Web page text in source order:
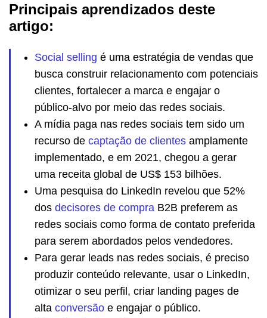
Principais aprendizados deste
artigo:
Social selling é uma estratégia de vendas que
busca construir relacionamento com potenciais
clientes, fortalecer a marca e engajar o
público-alvo por meio das redes sociais.
A mídia paga nas redes sociais tem sido um
recurso de captação de clientes amplamente
implementado, e em 2021, chegou a gerar
uma receita global de US$ 153 bilhões.
Uma pesquisa do LinkedIn revelou que 52%
dos decisores de compra B2B preferem as
redes sociais como forma de contato preferida
para serem abordados pelos vendedores.
Para gerar leads nas redes sociais, é preciso
produzir conteúdo relevante, usar o LinkedIn,
otimizar o seu perfil, criar landing pages de
alta conversão e engajar o público.